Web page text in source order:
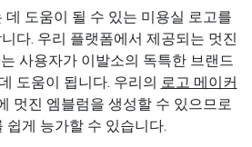
데 도움이 될 수 있는 미용실 로고를
다. 우리 플랫폼에서 제공되는 멋진
사용자가 이발소의 독특한 브랜드
도움이 됩니다. 우리의 로고 메이커
멋진 엠블럼을 생성할 수 있으므로
쉽게 능가할 수 있습니다.